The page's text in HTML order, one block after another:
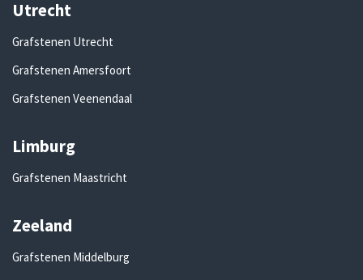
Utrecht
Grafstenen Utrecht
Grafstenen Amersfoort
Grafstenen Veenendaal
Limburg
Grafstenen Maastricht
Zeeland
Grafstenen Middelburg